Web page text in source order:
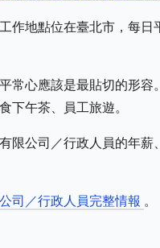
作地點位在臺北市，每
常心應該是最貼切的形
下午茶、員工旅遊。
限公司／行政人員的年
司／行政人員完整情報 。